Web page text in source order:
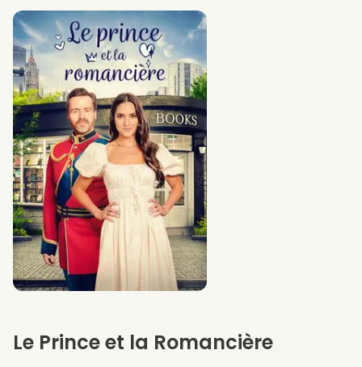
Le Prince et la Romancière